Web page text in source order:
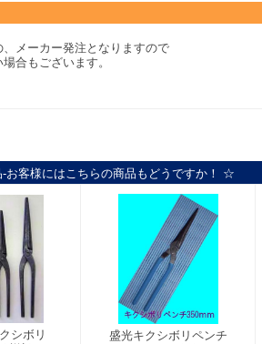
メーカー発注となりますので
合もございます。
お客様にはこちらの商品もどうですか！ ☆
シボリ
盛光キクシボリペンチ